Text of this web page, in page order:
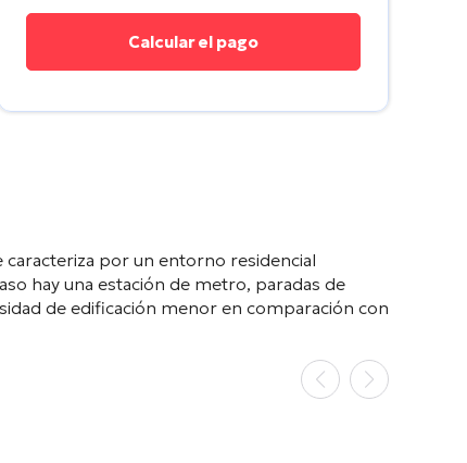
caracteriza por un entorno residencial
hay una estación de metro, paradas de
de edificación menor en comparación con